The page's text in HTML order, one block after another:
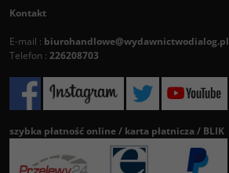
Kontakt
E-mail : biurohandlowe@wydawnictwodialog.pl
Telefon : 226208703
szybka płatność online / karta płatnicza / BLIK